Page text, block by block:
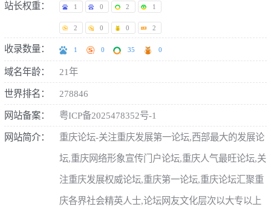
站长权重： 1 0 2 1
2 0 0 2
收录数量： 1 0 35 0
域名年龄： 21年
世界排名： 278846
网站备案： 粤ICP备2025478352号-1
网站简介： 重庆论坛-关注重庆发展第一论坛,西部最大的发展论
坛,重庆网络形象宣传门户论坛,重庆人气最旺论坛,关
注重庆发展权威论坛,重庆第一论坛,重庆论坛汇聚重
庆各界社会精英人士,论坛网友文化层次以大专以上